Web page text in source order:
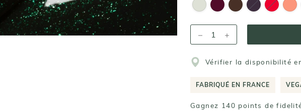
Vérifier la disponibilité
FABRIQUÉ EN FRANCE
Gagnez 140 points de